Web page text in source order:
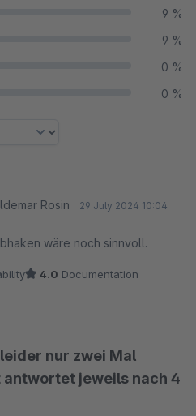
9 %
9 %
0 %
0 %
Rosin 29 July 2024 10:04
wäre noch sinnvoll.
4.0 Documentation
nur zwei Mal
jeweils nach 4